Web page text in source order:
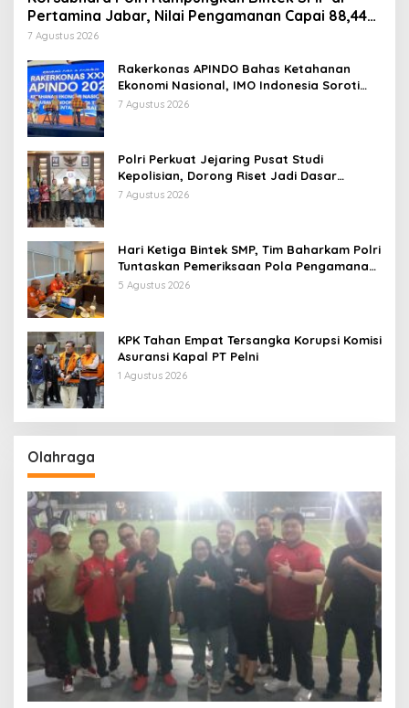
Pertamina Jabar, Nilai Pengamanan Capai 88,44
Persen
7 Agustus 2026
Rakerkonas APINDO Bahas Ketahanan
Ekonomi Nasional, IMO Indonesia Soroti
Pentingnya Kolaborasi Lintas Sektor
7 Agustus 2026
Polri Perkuat Jejaring Pusat Studi
Kepolisian, Dorong Riset Jadi Dasar
Kebijakan dan Inovasi
7 Agustus 2026
Hari Ketiga Bintek SMP, Tim Baharkam Polri
Tuntaskan Pemeriksaan Pola Pengamanan
Pertamina Patra Niaga Jabar
5 Agustus 2026
KPK Tahan Empat Tersangka Korupsi Komisi
Asuransi Kapal PT Pelni
1 Agustus 2026
Olahraga